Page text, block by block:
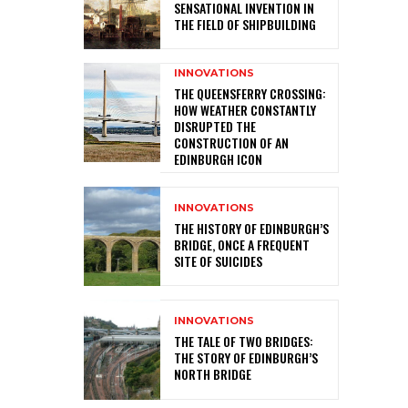
SENSATIONAL INVENTION IN
THE FIELD OF SHIPBUILDING
INNOVATIONS
THE QUEENSFERRY CROSSING:
HOW WEATHER CONSTANTLY
DISRUPTED THE
CONSTRUCTION OF AN
EDINBURGH ICON
INNOVATIONS
THE HISTORY OF EDINBURGH’S
BRIDGE, ONCE A FREQUENT
SITE OF SUICIDES
INNOVATIONS
THE TALE OF TWO BRIDGES:
THE STORY OF EDINBURGH’S
NORTH BRIDGE